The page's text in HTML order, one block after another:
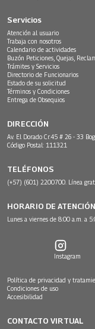
Servicios
Atención al usuario
Trabaja con nosotros
Calendario de actividades
Buzón Peticiones, Quejas,
Trámites y Servicios
Directorio de Funcionarios
Estado de su solicitud
Términos y Condiciones
Entrega de Obsequios
DIRECCIÓN
Av. El Dorado Cr.45 # 26 - 33
Código Postal: 111321
TELÉFONOS
(+57) (601) 2200700. Línea
HORARIO DE ATENCIÓN
Lunes a viernes de 8:00 a.m. a
Instagram
Política de privacidad y
Condiciones de uso
Accesibilidad
CONTACTO VIRTUAL